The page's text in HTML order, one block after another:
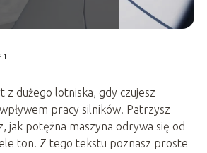
z dużego lotniska, gdy czujesz
pracy silników. Patrzysz
jak potężna maszyna odrywa się od
ton. Z tego tekstu poznasz proste